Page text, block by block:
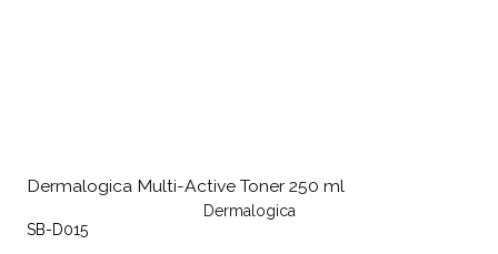
Dermalogica Multi-Active Toner 250 ml
Dermalogica
SB-D015